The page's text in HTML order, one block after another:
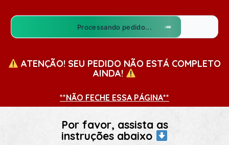
Processando pedido...
ATENÇÃO! SEU PEDIDO NÃO ESTÁ COMPLETO
AINDA!
**NÃO FECHE ESSA PÁGINA**
Por favor, assista as
instruções abaixo